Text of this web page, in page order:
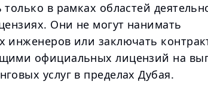
в рамках областей
Они не могут нанимать
инженеров или заключать
официальных лицензий на
услуг в пределах Дубая.